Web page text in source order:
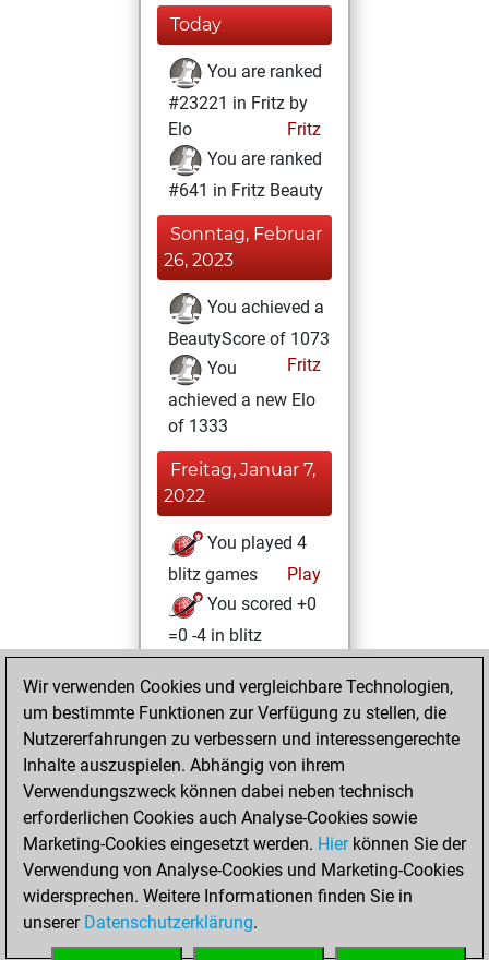
Today
You are ranked
#23221 in Fritz by
Elo
Fritz
You are ranked
#641 in Fritz Beauty
Sonntag, Februar
26, 2023
You achieved a
BeautyScore of 1073
Fritz
You
achieved a new Elo
of 1333
Freitag, Januar 7,
2022
You played 4
blitz games
Play
You scored +0
=0 -4 in blitz
Samstag,
Dezember 4, 2021
against Fritz
Fritz
Dienstag,
Dezember 22,
2020
You created
Wir verwenden Cookies und vergleichbare Technologien,
um bestimmte Funktionen zur Verfügung zu stellen, die
Nutzererfahrungen zu verbessern und interessengerechte
Inhalte auszuspielen. Abhängig von ihrem
Verwendungszweck können dabei neben technisch
erforderlichen Cookies auch Analyse-Cookies sowie
Marketing-Cookies eingesetzt werden. Hierkönnen Sie der
Verwendung von Analyse-Cookies und Marketing-Cookies
widersprechen. Weitere Informationen finden Sie in
unserer Datenschutzerklärung.